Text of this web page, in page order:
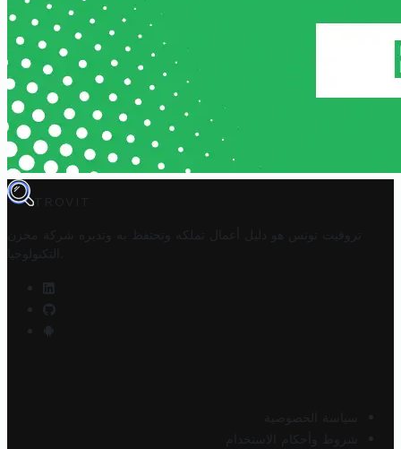
TROVIT
تروفيت تونس هو دليل أعمال تملكه وتحتفظ به وتديره
شركة مخزن
التكنولوجيا
سياسة الخصوصية
شروط وأحكام الاستخدام